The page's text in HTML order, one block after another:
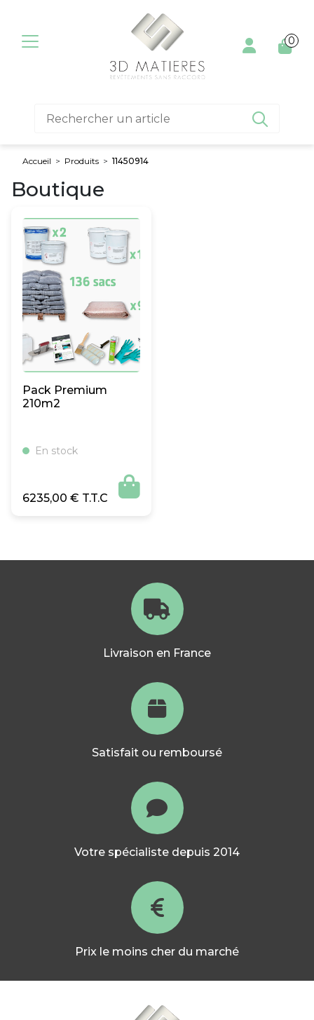
 0
Accueil > Produits > 11450914
Boutique
Pack Premium
210m2
En stock
6235,00 € 
Livraison en France
Satisfait ou remboursé
Votre spécialiste depuis 2014
Prix le moins cher du marché